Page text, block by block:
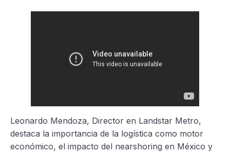
Leonardo Mendoza, Director en Landstar Metro,
destaca la importancia de la logística como motor
económico, el impacto del nearshoring en México y